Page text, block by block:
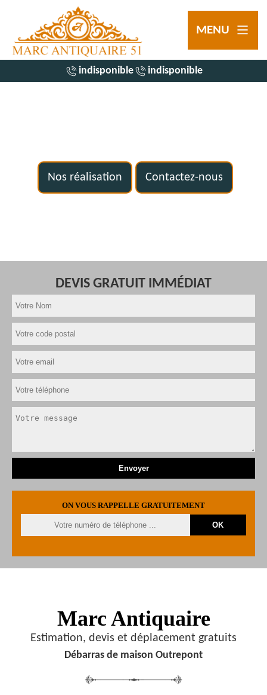
MENU
indisponible indisponible
Nos réalisation Contactez-nous
DEVIS GRATUIT IMMÉDIAT
ON VOUS RAPPELLE GRATUITEMENT
Marc Antiquaire
Estimation, devis et déplacement gratuits
Débarras de maison Outrepont